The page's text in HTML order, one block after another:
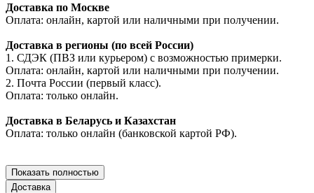
Доставка по Москве
Оплата: онлайн, картой или наличными при получении.
Доставка в регионы (по всей России)
1. СДЭК (ПВЗ или курьером) с возможностью примерки.
Оплата: онлайн, картой или наличными при получении.
2. Почта России (первый класс).
Оплата: только онлайн.
Доставка в Беларусь и Казахстан
Оплата: только онлайн (банковской картой РФ).
Показать полностью
Доставка